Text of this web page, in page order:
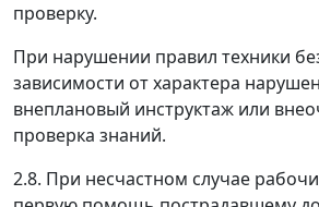
проверку.
При нарушении правил техники
зависимости от характера
внеплановый инструктаж или
проверка знаний.
2.8. При несчастном случае